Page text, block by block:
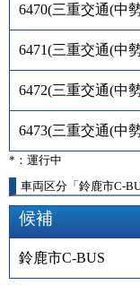
6470(三重交通(中
6471(三重交通(中
6472(三重交通(中
6473(三重交通(中
*：運行中
車両区分「鈴鹿市C-
候補
鈴鹿市C-BUS